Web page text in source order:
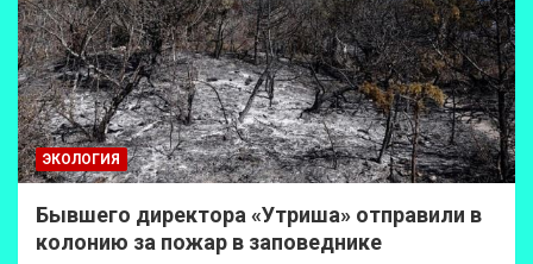
ЭКОЛОГИЯ
Бывшего директора «Утриша» отправили в
колонию за пожар в заповеднике